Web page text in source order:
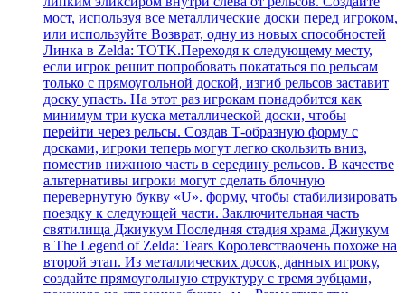
мост, используя все металлические доски перед игроком,
или используйте Возврат, одну из новых способностей
Линка в Zelda: TOTK.Переходя к следующему месту,
если игрок решит попробовать покататься по рельсам
только с прямоугольной доской, изгиб рельсов заставит
доску упасть. На этот раз игрокам понадобится как
минимум три куска металлической доски, чтобы
перейти через рельсы. Создав Т-образную форму с
досками, игроки теперь могут легко скользить вниз,
поместив нижнюю часть в середину рельсов. В качестве
альтернативы игроки могут сделать блочную
перевернутую букву «U». форму, чтобы стабилизировать
поездку к следующей части. Заключительная часть
святилища Джиукум Последняя стадия храма Джиукум
в The Legend of Zelda: Tears Королевстваочень похоже на
второй этап. Из металлических досок, данных игроку,
создайте прямоугольную структуру с тремя зубцами,